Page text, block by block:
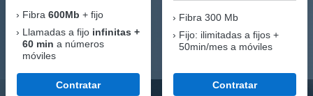
Fibra 600Mb + fijo
Llamadas a fijo infinitas +
60 min a números
móviles
Contratar
Fibra 300 Mb
Fijo: ilimitadas a fijos +
50min/mes a móviles
Contratar